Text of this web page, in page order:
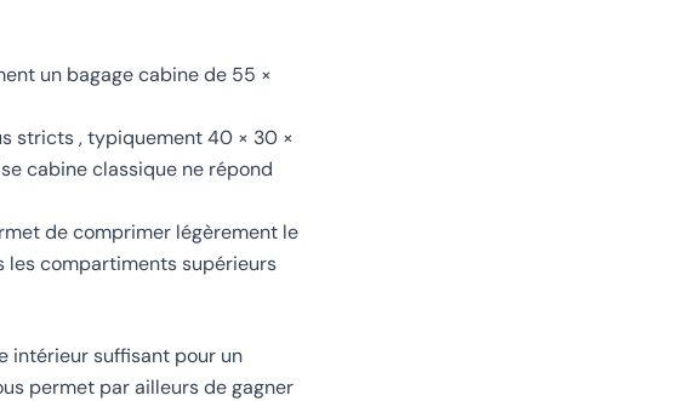
un bagage cabine de 55 ×
stricts , typiquement 40 × 30 ×
cabine classique ne répond
de comprimer légèrement le
les compartiments supérieurs
intérieur suffisant pour un
permet par ailleurs de gagner